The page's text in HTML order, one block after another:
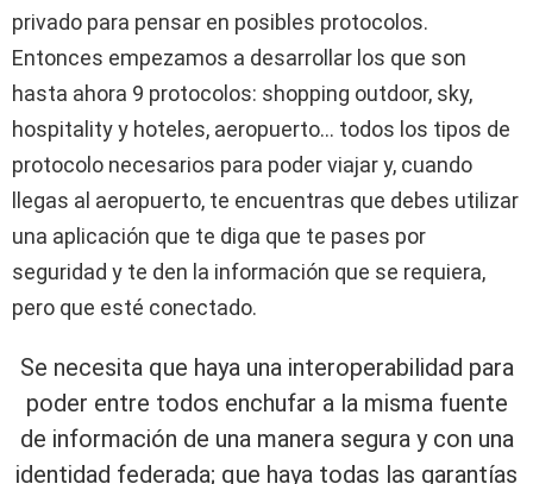
privado para pensar en posibles protocolos.
Entonces empezamos a desarrollar los que son
hasta ahora 9 protocolos: shopping outdoor, sky,
hospitality y hoteles, aeropuerto… todos los tipos de
protocolo necesarios para poder viajar y, cuando
llegas al aeropuerto, te encuentras que debes utilizar
una aplicación que te diga que te pases por
seguridad y te den la información que se requiera,
pero que esté conectado.
Se necesita que haya una interoperabilidad para
poder entre todos enchufar a la misma fuente
de información de una manera segura y con una
identidad federada; que haya todas las garantías